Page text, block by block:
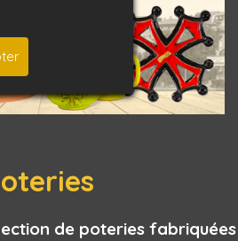
de poteries fabriquées